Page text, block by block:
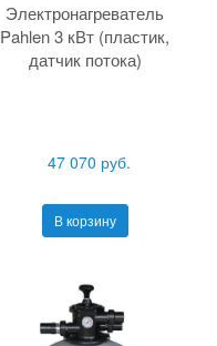
Электронагреватель
Pahlen 3 кВт (пластик,
датчик потока)
47 070 руб.
В корзину